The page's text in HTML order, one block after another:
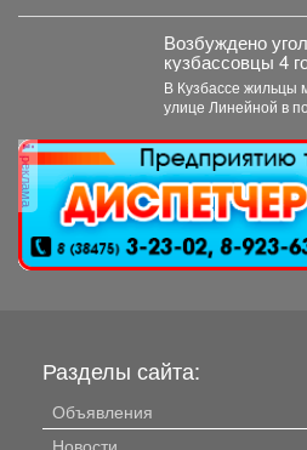
Возбуждено
кузбассовцы 4
ждут помощи
В Кузбассе жильцы
улице Линейной в
реклама
Разделы сайта:
Объявления